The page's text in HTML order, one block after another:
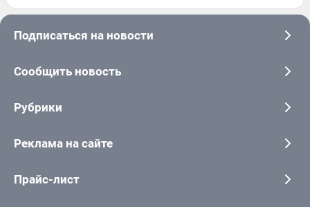
Подписаться на новости
Сообщить новость
Рубрики
Реклама на сайте
Прайс-лист